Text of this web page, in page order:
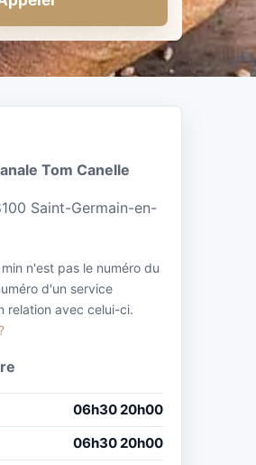
Tom Canelle
Saint-Germain-en-
n'est pas le numéro du
d'un service
relation avec celui-ci.
06h30 20h00
06h30 20h00